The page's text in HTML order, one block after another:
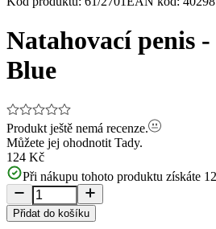
of
Natahovací penis
Blue
Produkt ještě nemá recenze.
Můžete jej ohodnotit Tady.
124 Kč
Při nákupu tohoto produktu získáte
Přidat do košíku